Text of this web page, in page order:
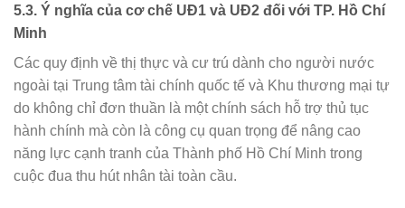
5.3. Ý nghĩa của cơ chế UĐ1 và UĐ2 đối với TP. Hồ Chí
Minh
Các quy định về thị thực và cư trú dành cho người nước
ngoài tại Trung tâm tài chính quốc tế và Khu thương mại tự
do không chỉ đơn thuần là một chính sách hỗ trợ thủ tục
hành chính mà còn là công cụ quan trọng để nâng cao
năng lực cạnh tranh của Thành phố Hồ Chí Minh trong
cuộc đua thu hút nhân tài toàn cầu.